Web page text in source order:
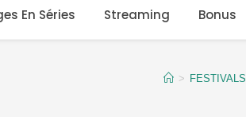
En Séries Streaming Bonus
> FESTIVALS